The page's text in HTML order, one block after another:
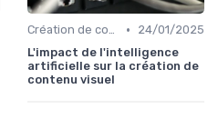
Création de contenu assistée par IA •
24/01/2025
L'impact de l'intelligence
artificielle sur la création de
contenu visuel